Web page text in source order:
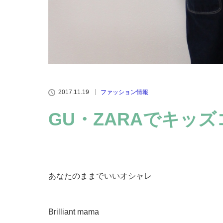
2017.11.19 ファッション情報
GU・ZARAでキッズ
あなたのままでいいオシャレ
Brilliant mama